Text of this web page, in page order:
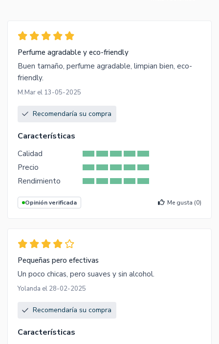
Perfume agradable y eco-friendly
Buen tamaño, perfume agradable, limpian bien, eco-
friendly.
M.Mar el 13-05-2025
Recomendaría su compra
Características
Calidad
Precio
Rendimiento
Opinión verificada Me gusta (0)
Pequeñas pero efectivas
Un poco chicas, pero suaves y sin alcohol.
Yolanda el 28-02-2025
Recomendaría su compra
Características